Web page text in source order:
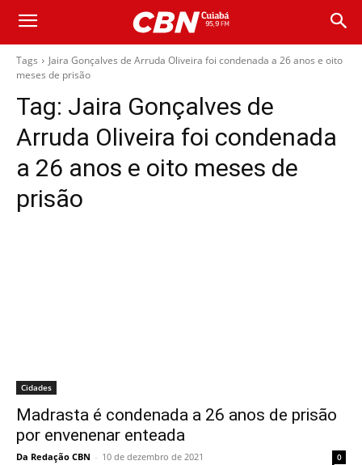
Tags
Jaira Gonçalves de Arruda Oliveira foi condenada a 26 anos e oito
meses de prisão
Tag: Jaira Gonçalves de
Arruda Oliveira foi condenada
a 26 anos e oito meses de
prisão
Cidades
Madrasta é condenada a 26 anos de prisão
por envenenar enteada
Da Redação CBN - 10 de dezembro de 2021 0